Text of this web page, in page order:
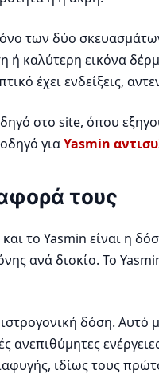
των δύο
καλύτερη εικόνα
έχει ενδείξεις,
στο site, όπου
γιαYasmin
τους
το Yasmin είναι η
ανά δισκίο. Το
δόση.
ανεπιθύμητες
ιδίως τους